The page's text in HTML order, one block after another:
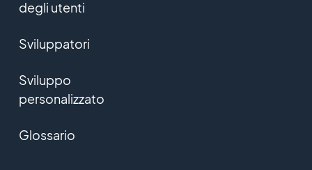
degli utenti
Sviluppatori
Sviluppo
personalizzato
Glossario